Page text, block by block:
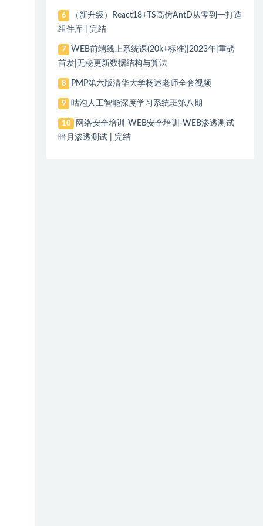
6
（新升级）React18+TS高仿AntD从零到一打造
组件库 | 完结
7
WEB前端线上系统课(20k+标准)|2023年|重磅
首发|无秘更新数据结构与算法
8 PMP第六版清华大学杨述老师全套视频
9 咕泡人工智能深度学习系统班第八期
10
网络安全培训-WEB安全培训-WEB渗透测试
暗月渗透测试 | 完结